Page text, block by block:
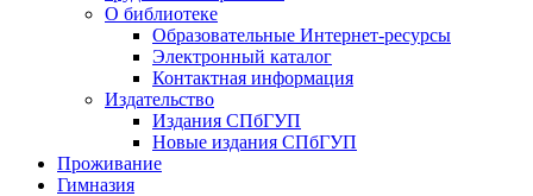
О библиотеке
Образовательные Интернет-ресурсы
Электронный каталог
Контактная информация
Издательство
Издания СПбГУП
Новые издания СПбГУП
Проживание
Гимназия